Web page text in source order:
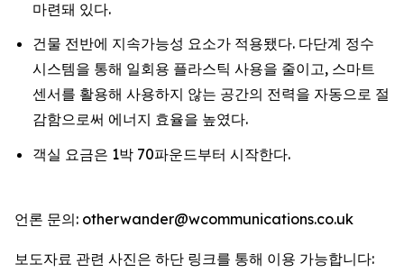
마련돼 있다.
건물 전반에 지속가능성 요소가 적용됐다. 다단계 정수
시스템을 통해 일회용 플라스틱 사용을 줄이고, 스마트
센서를 활용해 사용하지 않는 공간의 전력을 자동으로 절
감함으로써 에너지 효율을 높였다.
객실 요금은 1박 70파운드부터 시작한다.
언론 문의: otherwander@wcommunications.co.uk
보도자료 관련 사진은 하단 링크를 통해 이용 가능합니다: